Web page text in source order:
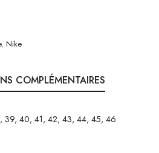
, Nike
COMPLÉMENTAIRES
39, 40, 41, 42, 43, 44, 45, 46